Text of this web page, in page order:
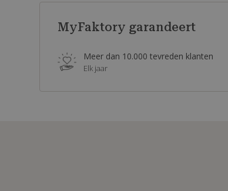
MyFaktory garandeert
Meer dan 10.000 tevreden klanten
Elk jaar